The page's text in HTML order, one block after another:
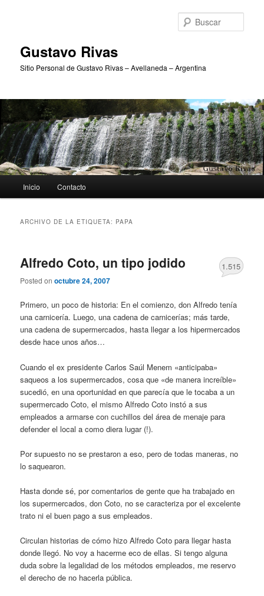
Gustavo Rivas
Sitio Personal de Gustavo Rivas – Avellaneda – Argentina
principal
Inicio Contacto
ARCHIVO DE LA ETIQUETA: PAPA
Alfredo Coto, un tipo jodido
Posted onoctubre 24, 2007
1.515
Primero, un poco de historia: En el comienzo, don Alfredo tenía
una carnicería. Luego, una cadena de carnicerías; más tarde,
una cadena de supermercados, hasta llegar a los hipermercados
desde hace unos años…
Cuando el ex presidente Carlos Saúl Menem «anticipaba»
saqueos a los supermercados, cosa que «de manera increíble»
sucedió, en una oportunidad en que parecía que le tocaba a un
supermercado Coto, el mismo Alfredo Coto instó a sus
empleados a armarse con cuchillos del área de menaje para
defender el local a como diera lugar (!).
Por supuesto no se prestaron a eso, pero de todas maneras, no
lo saquearon.
Hasta donde sé, por comentarios de gente que ha trabajado en
los supermercados, don Coto, no se caracteriza por el excelente
trato ni el buen pago a sus empleados.
Circulan historias de cómo hizo Alfredo Coto para llegar hasta
donde llegó. No voy a hacerme eco de ellas. Si tengo alguna
duda sobre la legalidad de los métodos empleados, me reservo
el derecho de no hacerla pública.